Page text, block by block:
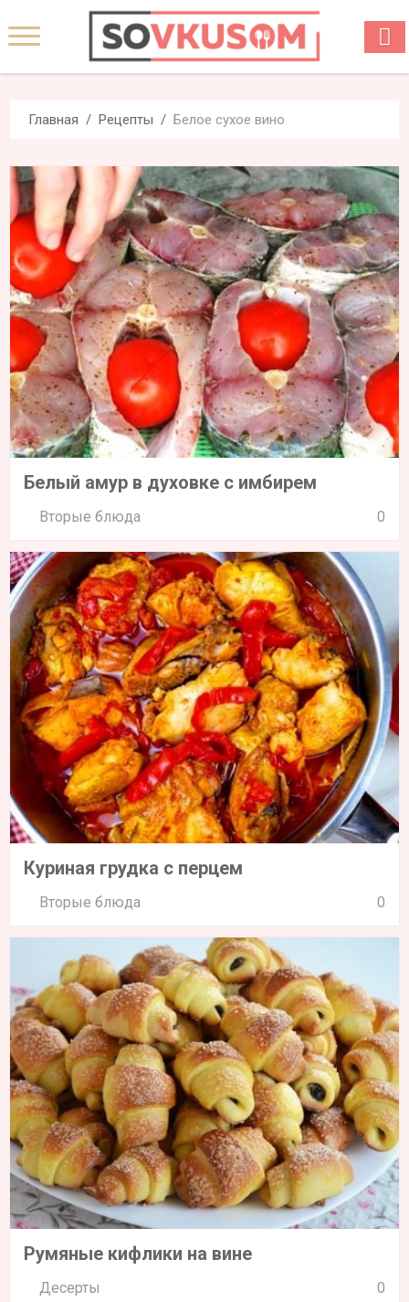
Главная Рецепты Белое сухое вино
Белый амур в духовке с имбирем
Вторые блюда 0
Куриная грудка с перцем
Вторые блюда 0
Румяные кифлики на вине
Десерты 0